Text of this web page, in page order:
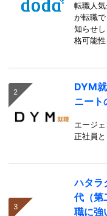
転職人
が転職
知らせ
格可能性
DYM
ニート
エージ
正社員と
ハタラ
代（第
職に強